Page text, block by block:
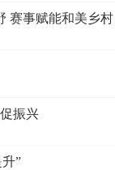
赛事赋能和美乡村
振兴
”